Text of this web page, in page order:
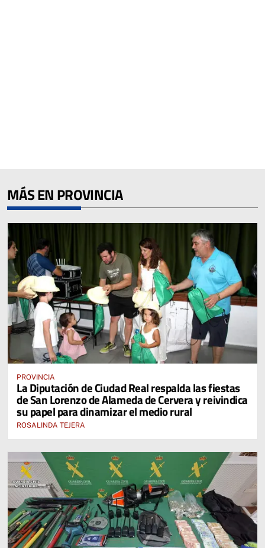
MÁS EN PROVINCIA
PROVINCIA
La Diputación de Ciudad Real respalda las fiestas
de San Lorenzo de Alameda de Cervera y reivindica
su papel para dinamizar el medio rural
ROSALINDA TEJERA